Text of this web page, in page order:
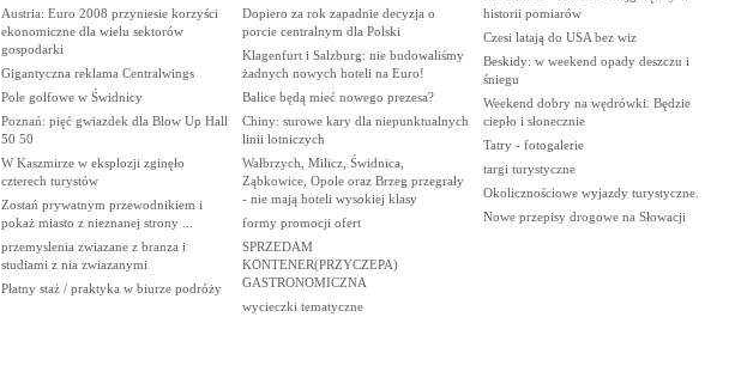
Austria: Euro 2008 przyniesie korzyści
ekonomiczne dla wielu sektorów
gospodarki
Gigantyczna reklama Centralwings
Pole golfowe w Świdnicy
Poznań: pięć gwiazdek dla Blow Up Hall
50 50
W Kaszmirze w eksplozji zginęło
czterech turystów
Zostań prywatnym przewodnikiem i
pokaż miasto z nieznanej strony ...
przemyslenia zwiazane z branza i
studiami z nia zwiazanymi
Płatny staż / praktyka w biurze podróży
Dopiero za rok zapadnie decyzja o
porcie centralnym dla Polski
Klagenfurt i Salzburg: nie budowaliśmy
żadnych nowych hoteli na Euro!
Balice będą mieć nowego prezesa?
Chiny: surowe kary dla niepunktualnych
linii lotniczych
Wałbrzych, Milicz, Świdnica,
Ząbkowice, Opole oraz Brzeg przegrały
- nie mają hoteli wysokiej klasy
formy promocji ofert
SPRZEDAM
KONTENER(PRZYCZEPA)
GASTRONOMICZNA
wycieczki tematyczne
historii pomiarów
Czesi latają do USA bez wiz
Beskidy: w weekend opady deszczu i
śniegu
Weekend dobry na wędrówki. Będzie
ciepło i słonecznie
Tatry - fotogalerie
targi turystyczne
Okolicznościowe wyjazdy turystyczne.
Nowe przepisy drogowe na Słowacji